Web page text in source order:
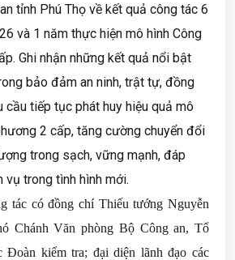
tỉnh Phú Thọ về kết quả công tác 6
và 1 năm thực hiện mô hình Công
Ghi nhận những kết quả nổi bật
bảo đảm an ninh, trật tự, đồng
cầu tiếp tục phát huy hiệu quả mô
2 cấp, tăng cường chuyển đổi
trong sạch, vững mạnh, đáp
vụ trong tình hình mới.
tác có đồng chí Thiếu tướng Nguyễn
Chánh Văn phòng Bộ Công an, Tổ
Đoàn kiểm tra; đại diện lãnh đạo các